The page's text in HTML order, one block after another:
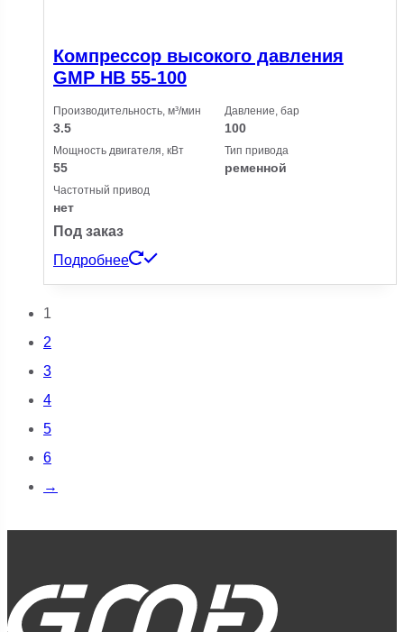
Компрессор высокого давления
GMP HB 55-100
Производительность, м³/мин
3.5
Давление, бар
100
Мощность двигателя, кВт
55
Тип привода
ременной
Частотный привод
нет
Под заказ
Подробнее
1
2
3
4
5
6
→